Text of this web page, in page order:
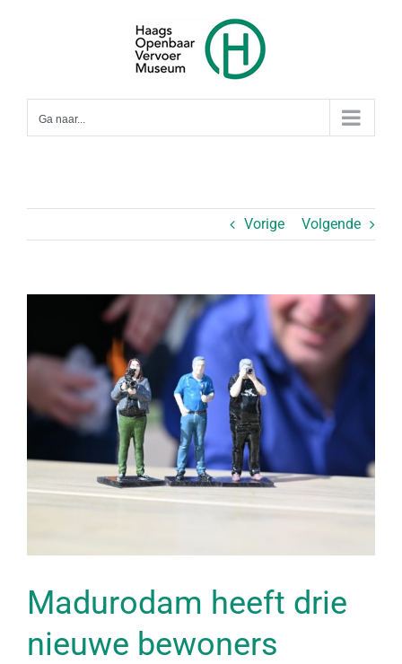
Ga naar...
Vorige Volgende
afbeelding
Madurodam heeft drie
nieuwe bewoners